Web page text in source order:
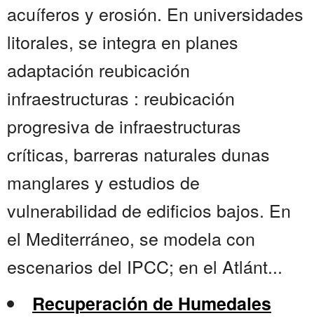
acuíferos y erosión. En universidades
litorales, se integra en planes
adaptación reubicación
infraestructuras : reubicación
progresiva de infraestructuras
críticas, barreras naturales dunas
manglares y estudios de
vulnerabilidad de edificios bajos. En
el Mediterráneo, se modela con
escenarios del IPCC; en el Atlánt...
Recuperación de Humedales